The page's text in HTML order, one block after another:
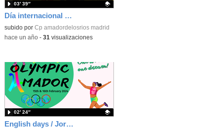
Día internacional de las personas con discapacidad funcional
Contenido educativo.
subido por Cp amadordelosrios madrid
03′ 39″
-hace un año- 31 visualizaciones
English days / Jornadas bilingües
02′ 24″